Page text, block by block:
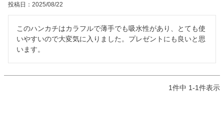
投稿日 2025/08/22
このハンカチはカラフルで薄手でも吸水性があり、とても使
いやすいので大変気に入りました。プレゼントにも良いと思
います。
1件中 1-1件表示